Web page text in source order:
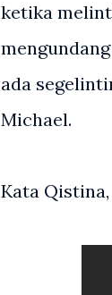
ketika
ada
Michael.
Kata